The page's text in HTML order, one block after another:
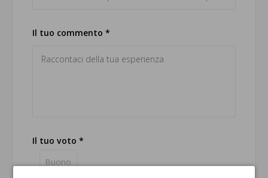
Il tuo commento *
Il tuo voto *
Buono